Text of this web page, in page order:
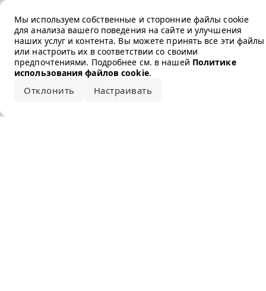
Мы используем собственные и сторонние файлы cookie
для анализа вашего поведения на сайте и улучшения
наших услуг и контента. Вы можете принять все эти файлы
или настроить их в соответствии со своими
предпочтениями. Подробнее см. в нашей Политике
использования файлов cookie.
Отклонить Настраивать
Error loading the brand